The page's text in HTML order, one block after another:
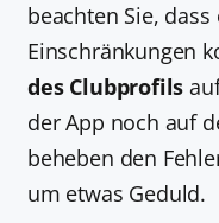
beachten Sie, dass
Einschränkungen
des Clubprofils
der App noch auf
beheben den
um etwas Geduld.